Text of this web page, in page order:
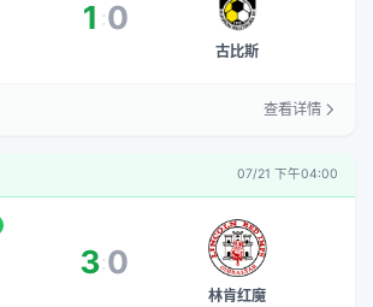
1 :0
古比斯
查看详情
07/21 下午04:00
3:0
林肯红魔